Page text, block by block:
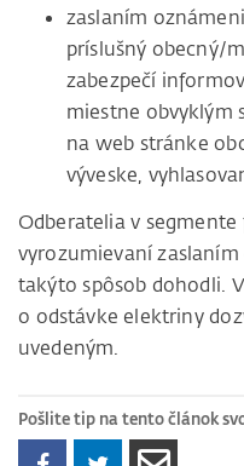
zaslaním
príslušný obecný/
zabezpečí
miestne obvyklým
na web stránke
výveske,
Odberatelia v
vyrozumievaní
takýto spôsob dohodli.
o odstávke elektriny
uvedeným.
Pošlite tip na tento článok